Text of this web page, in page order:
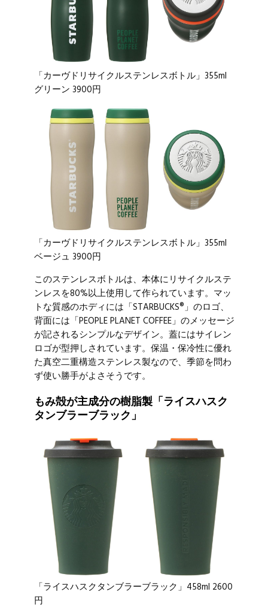
「カーヴドリサイクルステンレスボトル」355ml
グリーン 3900円
「カーヴドリサイクルステンレスボトル」355ml
ベージュ 3900円
このステンレスボトルは、本体にリサイクルステ
ンレスを80%以上使用して作られています。マッ
トな質感のホディには「STARBUCKS®」のロゴ、
背面には「PEOPLE PLANET COFFEE」のメッセージ
が記されるシンプルなデザイン。蓋にはサイレン
ロゴが型押しされています。保温・保冷性に優れ
た真空二重構造ステンレス製なので、季節を問わ
ず使い勝手がよさそうです。
もみ殻が主成分の樹脂製「ライスハスク
タンブラーブラック」
「ライスハスクタンブラーブラック」458ml 2600
円